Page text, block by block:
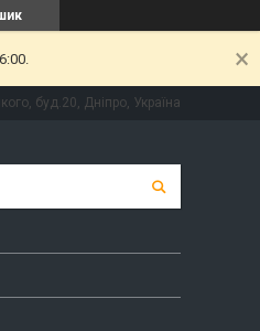
буд.20, Дніпро, Україна